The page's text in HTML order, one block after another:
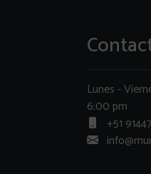
Lunes -
6:00 pm
+51